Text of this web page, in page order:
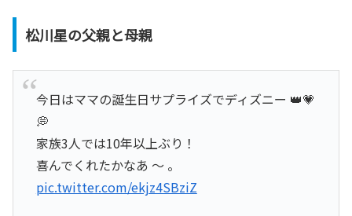
松川星の父親と母親
今日はママの誕生日サプライズでディズニー 👑💗
💭
家族3人では10年以上ぶり！
喜んでくれたかなあ ～ 。
pic.twitter.com/ekjz4SBziZ